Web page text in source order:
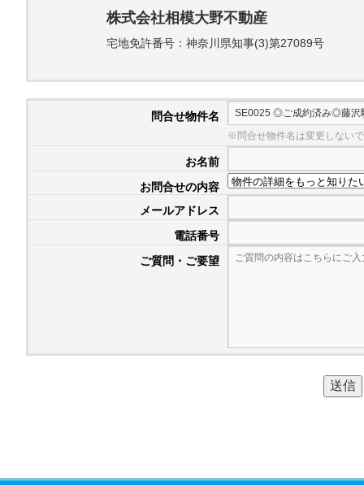
株式会社相模大野不動産
宅地免許番号：神奈川県知事(3)第27089号
問合せ物件名
※問合せ物件名は変更しない
お名前
お問合せの内容
メールアドレス
電話番号
ご質問・ご要望